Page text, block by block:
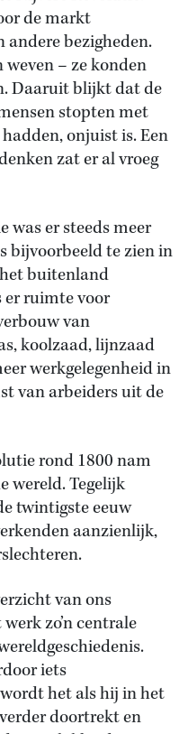
de markt
bezigheden.
weven – ze konden
Daaruit blijkt dat de
stopten met
onjuist is. Een
zat er al vroeg
was er steeds meer
bijvoorbeeld te zien in
buitenland
er ruimte voor
van
koolzaad, lijnzaad
werkgelegenheid in
van arbeiders uit de
rond 1800 nam
wereld. Tegelijk
twintigste eeuw
aanzienlijk,
van ons
zo’n centrale
iets
het als hij in het
doortrekt en